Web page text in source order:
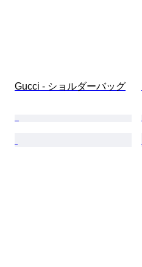
Gucci - ショルダーバッグ